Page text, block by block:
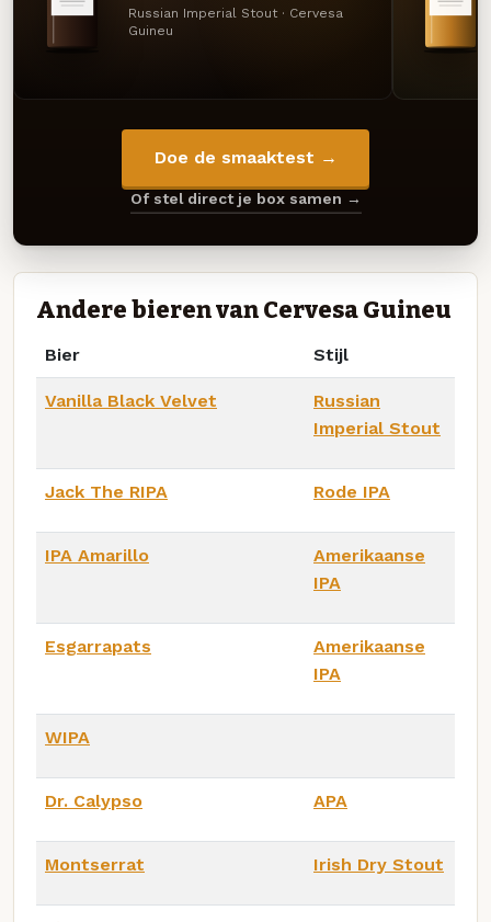
Russian Imperial Stout · Cervesa
Guineu
Doe de smaaktest →
Of stel direct je box samen →
Andere bieren van Cervesa Guineu
Bier Stijl
Vanilla Black Velvet
Russian
Imperial Stout
Jack The RIPA Rode IPA
IPA Amarillo
Amerikaanse
IPA
Esgarrapats
Amerikaanse
IPA
WIPA
Dr. Calypso APA
Montserrat Irish Dry Stout